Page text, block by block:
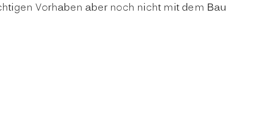
Vorhaben aber noch nicht mit dem Bau